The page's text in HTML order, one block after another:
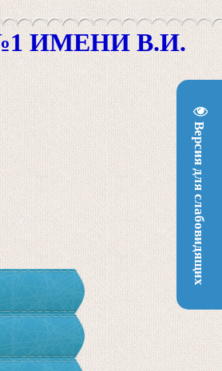
Версия для слабовидящих
ИМЕНИ В.И.